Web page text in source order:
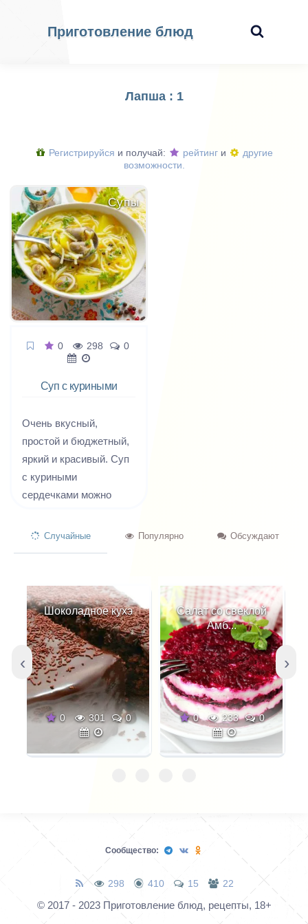
Приготовление блюд
Лапша : 1
Регистрируйся и получай: рейтинг и
другие
возможности.
Супы
0 298 0
Суп с куриными
лапшой
Очень вкусный,
простой и бюджетный,
яркий и красивый. Суп
с куриными
сердечками можно
зажарки, а лук и
получится более
лёгкий вариант
простого супа с
лапшой, который
скорее подойдет детям
и тем, кто следит за
своей фигурой.
Случайные Популярно Обсуждают
Шоколадное кухэ
0 301 0
Салат со свеклой
Амб...
0 233 0
‹ ›
Сообщество:
298 410 15 22
© 2017 - 2023 Приготовление блюд, рецепты, 18+